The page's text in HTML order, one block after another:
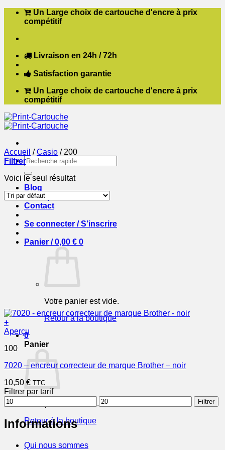
Passer Un Large choix de cartouche d'encre à prix
compétitif
Livraison en 24h / 72h
Satisfaction garantie
Un Large choix de cartouche d'encre à prix
compétitif
Recherche
pour :
Blog
Boutique
Contact
Se connecter / S’inscrire
Panier /0,00 € 0
Votre panier est vide.
Retour à la boutique
0
Panier
Votre panier est vide.
Retour à la boutique
Accueil / Casio /200
Filtrer
Voici le seul résultat
+
Aperçu
100
7020 – encreur correcteur de marque Brother – noir
10,50 € TTC
Filtrer par tarif
Prix
min
Prix
max
Filtrer
Informations
Qui nous sommes